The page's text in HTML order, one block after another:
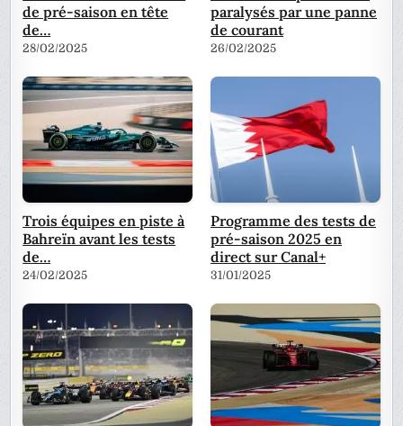
de pré-saison en tête
de…
28/02/2025
paralysés par une panne
de courant
26/02/2025
Trois équipes en piste à
Bahreïn avant les tests
de…
24/02/2025
Programme des tests de
pré-saison 2025 en
direct sur Canal+
31/01/2025